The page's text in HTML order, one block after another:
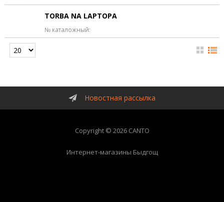
TORBA NA LAPTOPA
№ каталожный:
Новостная рассылка
Copyright © 2026 CANTO
Интернет-магазины Быдгощ